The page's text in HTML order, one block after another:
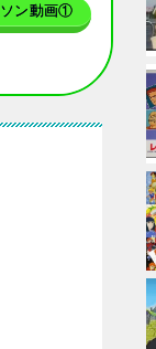
ン動画①